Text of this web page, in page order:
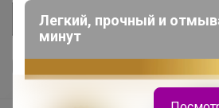
Легкий, прочный и
минут